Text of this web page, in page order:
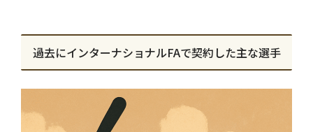
過去にインターナショナルFAで契約した主な選手